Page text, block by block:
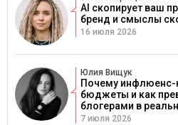
AI скопирует ваш
бренд и смыслы
16 июля 2026
Юлия Вищук
Почему
бюджеты и как
блогерами в
7 июля 2026